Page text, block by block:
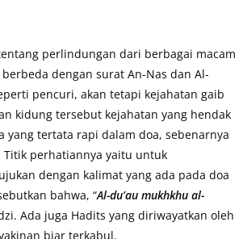
perlindungan dari berbagai macam
dengan surat An-Nas dan Al-
pencuri, akan tetapi kejahatan gaib
kidung tersebut kejahatan yang hendak
yang tertata rapi dalam doa, sebenarnya
perhatiannya yaitu untuk
dengan kalimat yang ada pada doa
bahwa, “Al-du’au mukhkhu al-
Ada juga Hadits yang diriwayatkan oleh
biar terkabul.